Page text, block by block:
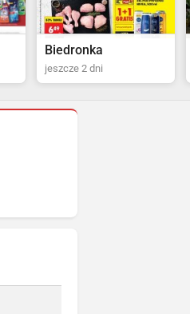
POLOmarket
jeszcze 5 dni